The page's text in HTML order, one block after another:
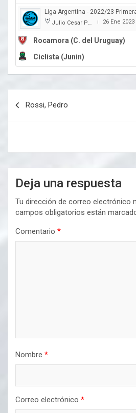
Liga Argentina - 2022/23
Julio Cesar Paccagnella | 26 Ene 2023
Rocamora (C. del Uruguay)
Ciclista (Junin)
Rossi, Pedro
Deja una respuesta
Tu dirección de correo electrónico
campos obligatorios están
Comentario *
Nombre *
Correo electrónico *